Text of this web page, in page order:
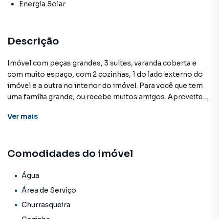
Energia Solar
Descrição
Imóvel com peças grandes, 3 suítes, varanda coberta e
com muito espaço, com 2 cozinhas, 1 do lado externo do
imóvel e a outra no interior do imóvel. Para você que tem
uma família grande, ou recebe muitos amigos. Aproveite
São Conrado, em Campo Grande. Não encontrou o que
Campo Grande? Entre em contato com nossa equipe pelo
telefone (67) 3213-4243.
A KSA FACIL IMOVEIS tem mais opções de apartamentos,
Ver mais
Comodidades do imóvel
Água
Área de Serviço
Churrasqueira